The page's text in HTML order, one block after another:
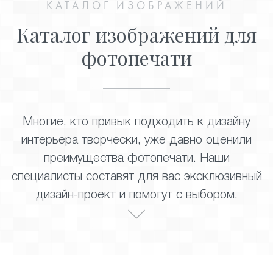
КАТАЛОГ ИЗОБРАЖЕНИЙ
Каталог изображений для
фотопечати
Многие, кто привык подходить к дизайну
интерьера творчески, уже давно оценили
преимущества фотопечати. Наши
специалисты составят для вас эксклюзивный
дизайн-проект и помогут с выбором.